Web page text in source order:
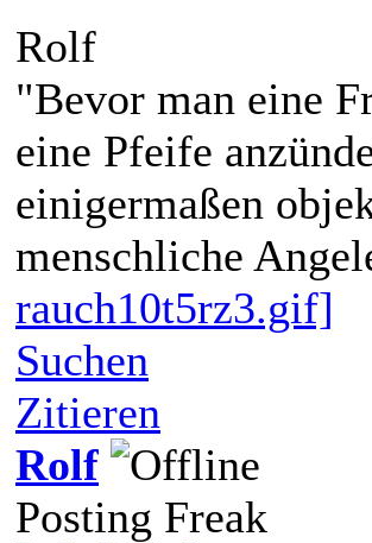
Rolf
"Bevor man eine
eine Pfeife
einigermaßen
menschliche
rauch10t5rz3.gif]
Suchen
Zitieren
Rolf
Posting Freak